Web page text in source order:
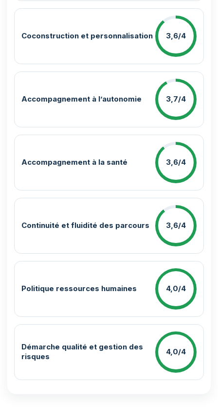
Coconstruction et personnalisation 3,6/4
Accompagnement à l’autonomie 3,7/4
Accompagnement à la santé 3,6/4
Continuité et fluidité des parcours 3,6/4
Politique ressources humaines 4,0/4
Démarche qualité et gestion des
risques
4,0/4